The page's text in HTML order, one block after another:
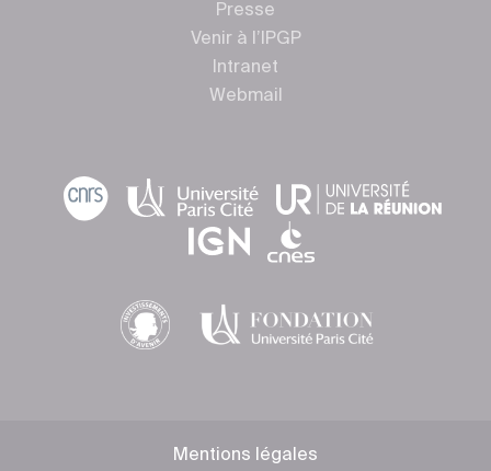
Presse
Venir à l’IPGP
Intranet
Webmail
Mentions légales